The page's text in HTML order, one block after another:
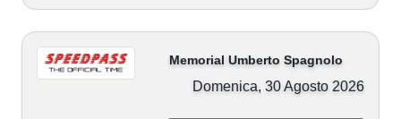
Memorial Umberto Spagnolo
Domenica, 30 Agosto 2026